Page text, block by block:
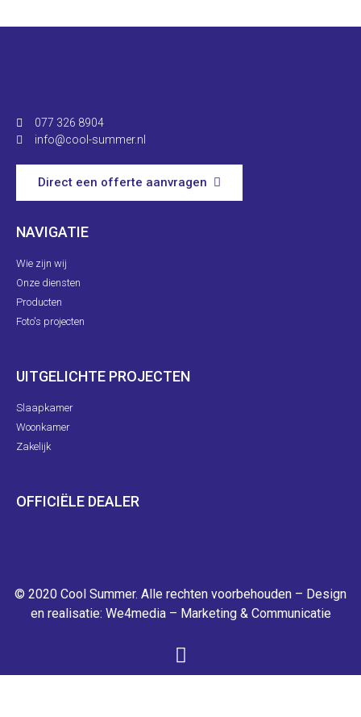
077 326 8904
info@cool-summer.nl
Direct een offerte aanvragen
NAVIGATIE
Wie zijn wij
Onze diensten
Producten
Foto's projecten
UITGELICHTE PROJECTEN
Slaapkamer
Woonkamer
Zakelijk
OFFICIËLE DEALER
© 2020 Cool Summer. Alle rechten voorbehouden – Design
en realisatie: We4media – Marketing & Communicatie